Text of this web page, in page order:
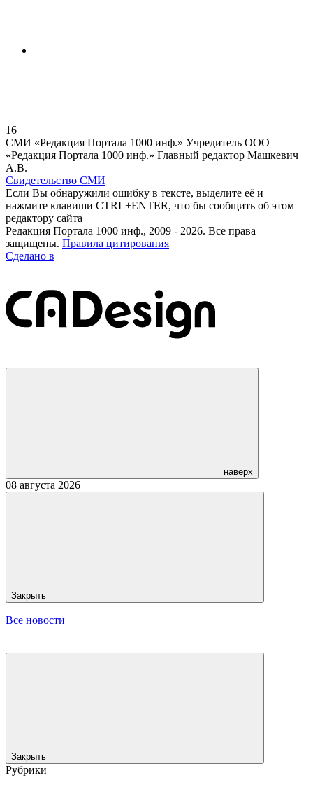
16+
СМИ «Редакция Портала 1000 инф.» Учредитель ООО
«Редакция Портала 1000 инф.» Главный редактор Машкевич
А.В.
Свидетельство СМИ
Если Вы обнаружили ошибку в тексте, выделите её и
нажмите клавиши CTRL+ENTER, что бы сообщить об этом
редактору сайта
Редакция Портала 1000 инф., 2009 - 2026. Все права
защищены. Правила цитирования
Сделано в
наверх
08 августа 2026
Закрыть
Все новости
Закрыть
Рубрики